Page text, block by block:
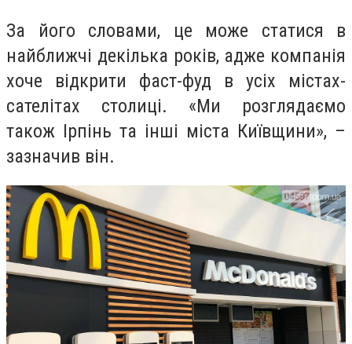
За його словами, це може статися в
найближчі декілька років, адже компанія
хоче відкрити фаст-фуд в усіх містах-
сателітах столиці. «Ми розглядаємо
також Ірпінь та інші міста Київщини», –
зазначив він.